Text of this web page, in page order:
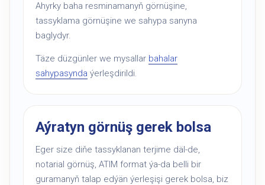
Ahyrky baha resminamanyň görnüşine,
tassyklama görnüşine we sahypa sanyna
baglydyr.
Täze düzgünler we mysallar bahalar
sahypasynda ýerleşdirildi.
Aýratyn görnüş gerek bolsa
Eger size diňe tassyklanan terjime däl-de,
notarial görnüş, ATIM format ýa-da belli bir
guramanyň talap edýän ýerleşişi gerek bolsa, biz